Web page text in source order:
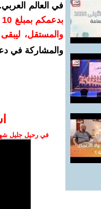
في العالم
والمستقل،
والمشاركة في
في رحيل جليل